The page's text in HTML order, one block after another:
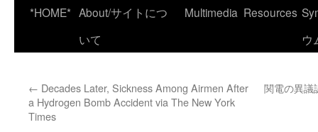
*HOME* About/サイトにつ
いて
Multimedia Resources
ウ
← Decades Later, Sickness Among Airmen After
a Hydrogen Bomb Accident via The New York
Times
関電の異議